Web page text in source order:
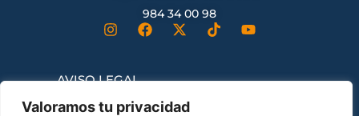
Valoramos tu privacidad
984 34 00 98
AVISO LEGAL